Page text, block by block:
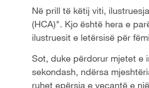
l
a
y
V
Në prill të këtij viti,
(HCA)". Kjo është hera e
ilustruesit e letërsisë për
Sot, duke përdorur mjetet e
sekondash, ndërsa
ruhet epërsia e veçantë e